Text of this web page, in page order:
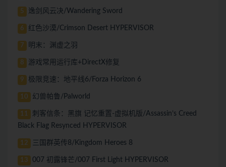
5 逸剑风云决/Wandering Sword
6 红色沙漠/Crimson Desert HYPERVISOR
7 明末：渊虚之羽
8 游戏常用运行库+DirectX修复
9 极限竞速：地平线6/Forza Horizon 6
10 幻兽帕鲁/Palworld
11
刺客信条：黑旗 记忆重置-虚拟机版/Assassin’s Creed
Black Flag Resynced HYPERVISOR
12 三国群英传8/Kingdom Heroes 8
13 007 初露锋芒/007 First Light HYPERVISOR